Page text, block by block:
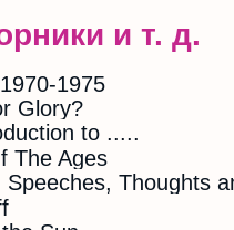
и т. д.
1975
Glory?
to .....
The Ages
Thoughts